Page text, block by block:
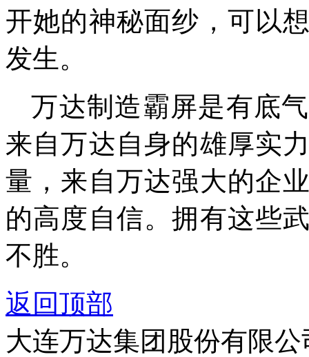
开她的神秘面纱，可以
发生。
万达制造霸屏是有底
来自万达自身的雄厚实
量，来自万达强大的企
的高度自信。拥有这些
不胜。
返回顶部
大连万达集团股份有限